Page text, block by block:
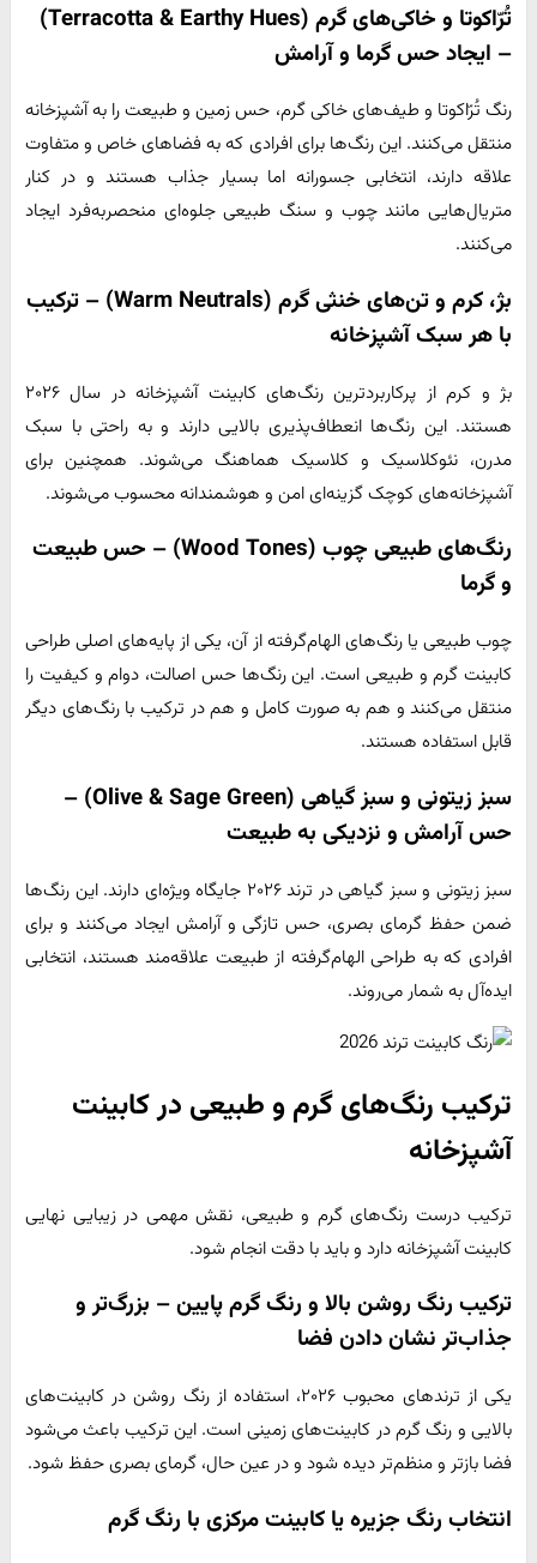
تُرّاکوتا و خاکی‌های گرم (Terracotta & Earthy Hues)
– ایجاد حس گرما و آرامش
رنگ تُرّاکوتا و طیف‌های خاکی گرم، حس زمین و طبیعت را به آشپزخانه
منتقل می‌کنند. این رنگ‌ها برای افرادی که به فضاهای خاص و متفاوت
علاقه دارند، انتخابی جسورانه اما بسیار جذاب هستند و در کنار
متریال‌هایی مانند چوب و سنگ طبیعی جلوه‌ای منحصربه‌فرد ایجاد
می‌کنند.
بژ، کرم و تن‌های خنثی گرم (Warm Neutrals) – ترکیب
با هر سبک آشپزخانه
بژ و کرم از پرکاربردترین رنگ‌های کابینت آشپزخانه در سال ۲۰۲۶
هستند. این رنگ‌ها انعطاف‌پذیری بالایی دارند و به راحتی با سبک
مدرن، نئوکلاسیک و کلاسیک هماهنگ می‌شوند. همچنین برای
آشپزخانه‌های کوچک گزینه‌ای امن و هوشمندانه محسوب می‌شوند.
رنگ‌های طبیعی چوب (Wood Tones) – حس طبیعت
و گرما
چوب طبیعی یا رنگ‌های الهام‌گرفته از آن، یکی از پایه‌های اصلی طراحی
کابینت گرم و طبیعی است. این رنگ‌ها حس اصالت، دوام و کیفیت را
منتقل می‌کنند و هم به صورت کامل و هم در ترکیب با رنگ‌های دیگر
قابل استفاده هستند.
سبز زیتونی و سبز گیاهی (Olive & Sage Green) –
حس آرامش و نزدیکی به طبیعت
سبز زیتونی و سبز گیاهی در ترند ۲۰۲۶ جایگاه ویژه‌ای دارند. این رنگ‌ها
ضمن حفظ گرمای بصری، حس تازگی و آرامش ایجاد می‌کنند و برای
افرادی که به طراحی الهام‌گرفته از طبیعت علاقه‌مند هستند، انتخابی
ایده‌آل به شمار می‌روند.
ترکیب رنگ‌های گرم و طبیعی در کابینت
آشپزخانه
ترکیب درست رنگ‌های گرم و طبیعی، نقش مهمی در زیبایی نهایی
کابینت آشپزخانه دارد و باید با دقت انجام شود.
ترکیب رنگ روشن بالا و رنگ گرم پایین – بزرگ‌تر و
جذاب‌تر نشان دادن فضا
یکی از ترندهای محبوب ۲۰۲۶، استفاده از رنگ روشن در کابینت‌های
بالایی و رنگ گرم در کابینت‌های زمینی است. این ترکیب باعث می‌شود
فضا بازتر و منظم‌تر دیده شود و در عین حال، گرمای بصری حفظ شود.
انتخاب رنگ جزیره یا کابینت مرکزی با رنگ گرم